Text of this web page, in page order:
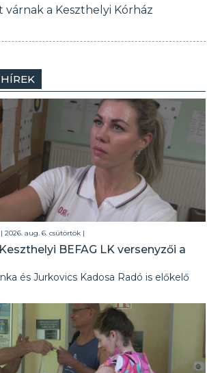
a Keszthelyi Kórház
| 2026. aug. 6. csütörtök |
BEFAG LK versenyzői a
és Jurkovics Kadosa Radó is előkelő